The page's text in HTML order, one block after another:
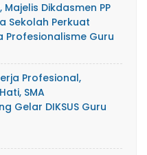
Majelis Dikdasmen PP
Sekolah Perkuat
Guru
Profesional,
SMA
Gelar DIKSUS Guru